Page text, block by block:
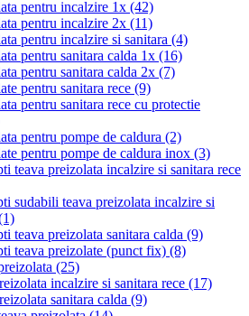
pentru incalzire 1x (42)
pentru incalzire 2x (11)
pentru incalzire si sanitara (4)
pentru sanitara calda 1x (16)
pentru sanitara calda 2x (7)
pentru sanitara rece (9)
pentru sanitara rece cu protectie
pentru pompe de caldura (2)
pentru pompe de caldura inox (3)
teava preizolata incalzire si sanitara rece
sudabili teava preizolata incalzire si
teava preizolata sanitara calda (9)
teava preizolate (punct fix) (8)
(25)
incalzire si sanitara rece (17)
sanitara calda (9)